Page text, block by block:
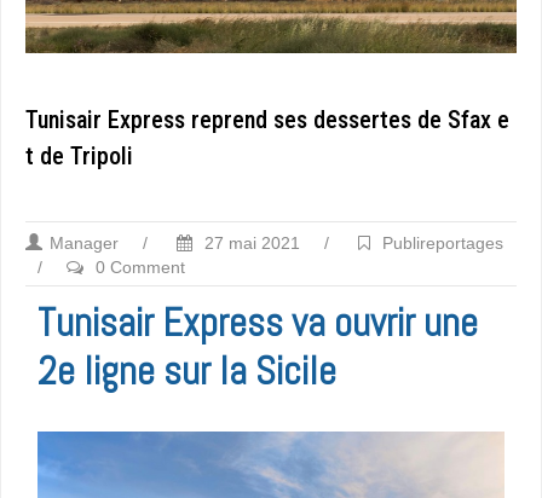
Tunisair Express reprend ses dessertes de Sfax e
t de Tripoli
Manager / 27 mai 2021 /
Publireportages
/
0 Comment
Tunisair Express va ouvrir une
2e ligne sur la Sicile